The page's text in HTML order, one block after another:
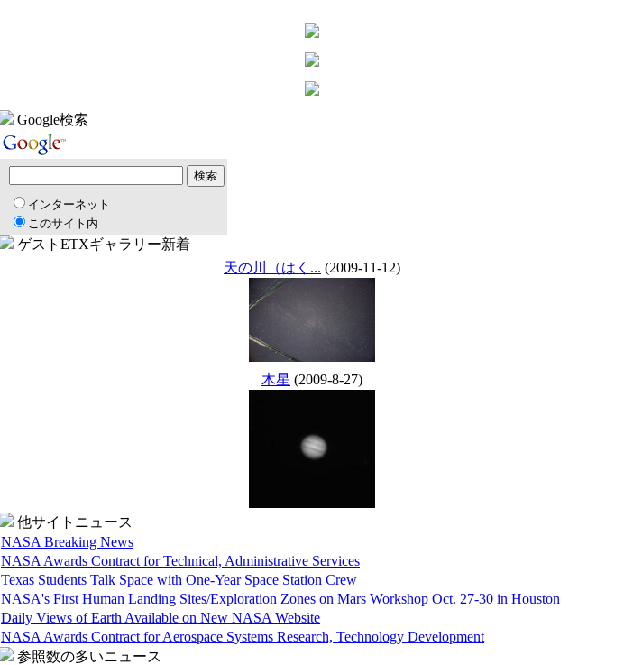
Google検索
インターネット
このサイト内
ゲストETXギャラリー新着
天の川（はく... (2009-11-12)
木星 (2009-8-27)
他サイトニュース
NASA Breaking News
NASA Awards Contract for Technical, Administrative Services
Texas Students Talk Space with One-Year Space Station Crew
NASA's First Human Landing Sites/Exploration Zones on Mars Workshop Oct. 27-30 in Houston
Daily Views of Earth Available on New NASA Website
NASA Awards Contract for Aerospace Systems Research, Technology Development
参照数の多いニュース